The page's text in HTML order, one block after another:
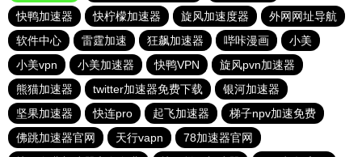
快鸭加速器
快柠檬加速器 旋风加速度器
外网网址导航
软件中心
雷霆加速 狂飙加速器 哔咔漫画
小美
小美vpn
小美加速器 快鸭VPN
旋风pvn加速器
熊猫加速器
twitter加速器免费下载
银河加速器
坚果加速器
快连pro 起飞加速器
梯子npv加速免费
佛跳加速器官网
天行vapn
78加速器官网